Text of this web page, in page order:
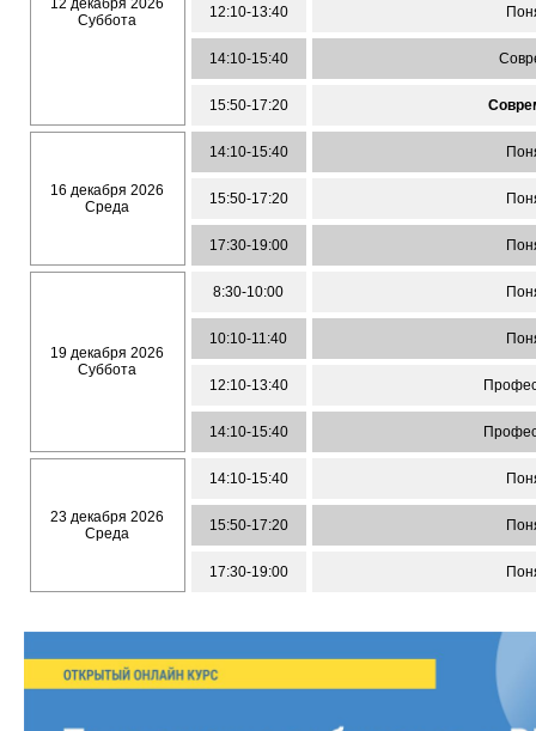
Суббота
12:10-13:40
14:10-15:40
15:50-17:20
16 декабря 2026
Среда
14:10-15:40
15:50-17:20
17:30-19:00
19 декабря 2026
Суббота
8:30-10:00
10:10-11:40
12:10-13:40
14:10-15:40
23 декабря 2026
Среда
14:10-15:40
15:50-17:20
17:30-19:00